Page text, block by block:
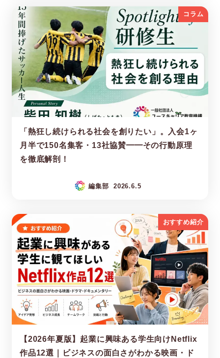
コラム
「熱狂し続けられる社会を創りたい」。入会1ヶ
月半で150名集客・13社協賛━━その行動原理
を徹底解剖！
編集部 2026.6.5
おすすめ紹介
【2026年夏版】起業に興味ある学生向けNetflix
作品12選｜ビジネスの面白さがわかる映画・ド